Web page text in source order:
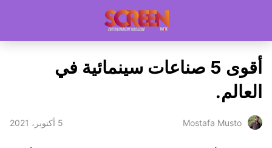
أقوى 5 صناعات سينمائية في
العالم.
Mostafa Musto 5 أكتوبر، 2021